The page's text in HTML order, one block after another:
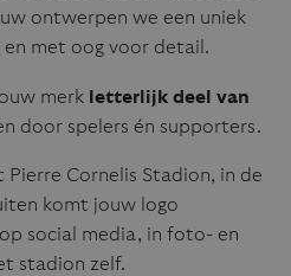
ontwerpen we een uniek
met oog voor detail.
merk letterlijk deel van
door spelers én supporters.
Cornelis Stadion, in de
komt jouw logo
social media, in foto- en
stadion zelf.